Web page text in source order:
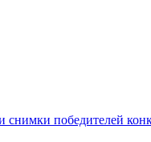
снимки победителей